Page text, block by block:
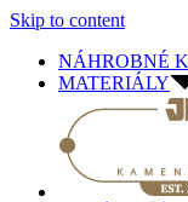
Skip to content
NÁHROBNÉ
MATERIÁLY